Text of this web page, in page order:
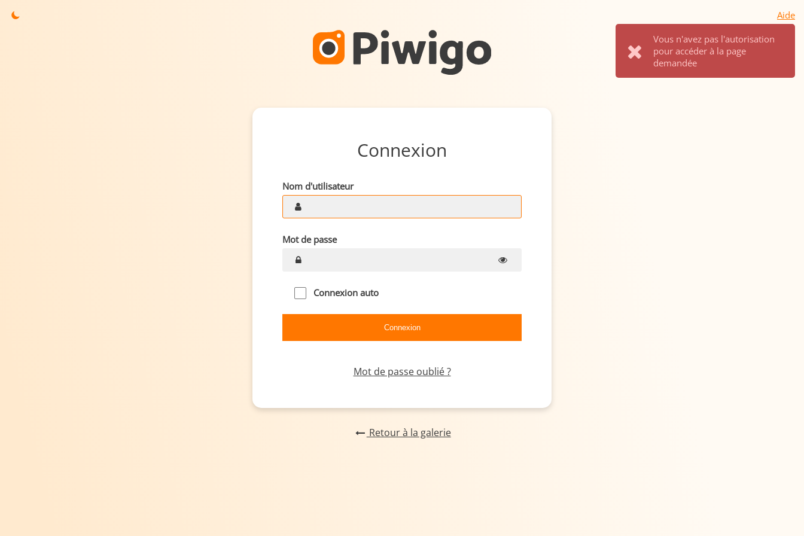
Aide
Vous n'avez pas l'autorisation
pour accéder à la page
demandée
Connexion
Nom d'utilisateur
Mot de passe
Connexion auto
Mot de passe oublié ?
Retour à la galerie